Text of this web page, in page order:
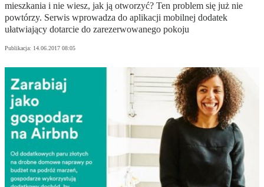
mieszkania i nie wiesz, jak ją otworzyć? Ten problem się już nie
powtórzy. Serwis wprowadza do aplikacji mobilnej dodatek
ułatwiający dotarcie do zarezerwowanego pokoju
Publikacja: 14.06.2017 08:05